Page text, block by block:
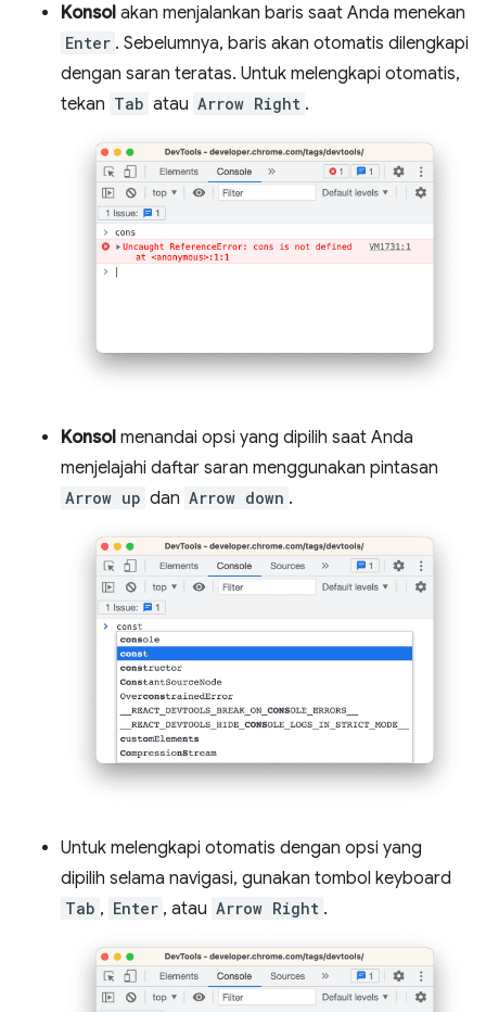
Konsol akan menjalankan baris saat Anda menekan
Enter . Sebelumnya, baris akan otomatis dilengkapi
dengan saran teratas. Untuk melengkapi otomatis,
tekan Tab atau Arrow Right .
Konsol menandai opsi yang dipilih saat Anda
menjelajahi daftar saran menggunakan pintasan
Arrow up dan Arrow down .
Untuk melengkapi otomatis dengan opsi yang
dipilih selama navigasi, gunakan tombol keyboard
Tab , Enter , atau Arrow Right .